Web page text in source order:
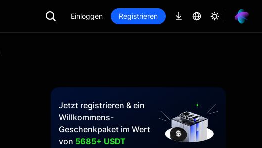
Einloggen Registrieren
Jetzt registrieren & ein
Willkommens-
Geschenkpaket im Wert
von 5685+ USDT